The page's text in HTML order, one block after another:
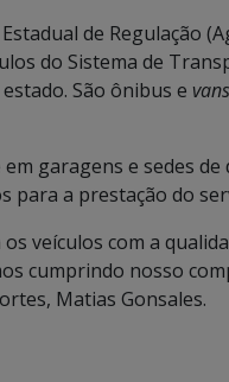
de Regulação
do Sistema de
São ônibus e vans
garagens e sedes
para a prestação do
veículos com a
cumprindo nosso
Matias Gonsales.